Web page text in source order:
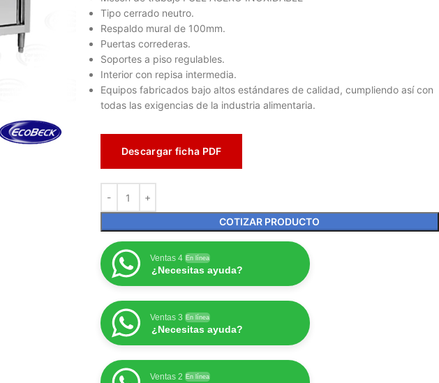
Tipo cerrado neutro.
Respaldo mural de 100mm.
Puertas correderas.
Soportes a piso regulables.
Interior con repisa intermedia.
Equipos fabricados bajo altos estándares de calidad, cumpliendo así con
todas las exigencias de la industria alimentaria.
Descargar ficha PDF
COTIZAR PRODUCTO
Ventas 4 En línea
¿Necesitas ayuda?
Ventas 3 En línea
¿Necesitas ayuda?
Ventas 2 En línea